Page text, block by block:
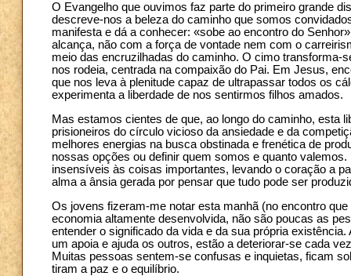
O Evangelho que ouvimos faz parte do primeiro grande
descreve-nos a beleza do caminho que somos
manifesta e dá a conhecer: «sobe ao encontro do
alcança, não com a força de vontade nem com o
meio das encruzilhadas do caminho. O cimo transforma-
nos rodeia, centrada na compaixão do Pai. Em Jesus,
que nos leva à plenitude capaz de ultrapassar todos os
experimenta a liberdade de nos sentirmos filhos amados.
Mas estamos cientes de que, ao longo do caminho, esta
prisioneiros do círculo vicioso da ansiedade e da
melhores energias na busca obstinada e frenética de
nossas opções ou definir quem somos e quanto
insensíveis às coisas importantes, levando o coração a
alma a ânsia gerada por pensar que tudo pode ser
Os jovens fizeram-me notar esta manhã (no encontro
economia altamente desenvolvida, não são poucas as
entender o significado da vida e da sua própria
um apoia e ajuda os outros, estão a deteriorar-se cada
Muitas pessoas sentem-se confusas e inquietas, ficam
tiram a paz e o equilíbrio.